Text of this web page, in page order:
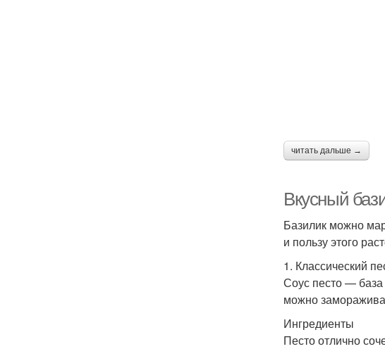
читать дальше →
Вкусный
Базилик можно
и пользу этого
1. Классический
Соус песто — база
можно
Ингредиенты
Песто отлично